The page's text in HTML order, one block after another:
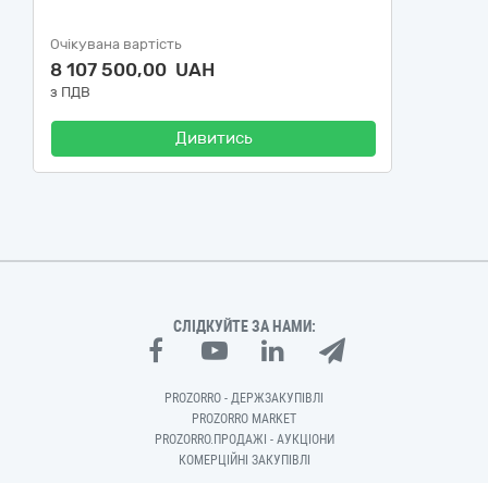
Очікувана вартість
8 107 500,00 UAH
з ПДВ
Дивитись
СЛІДКУЙТЕ ЗА НАМИ:
PROZORRO - ДЕРЖЗАКУПІВЛІ
PROZORRO MARKET
PROZORRO.ПРОДАЖІ - АУКЦІОНИ
КОМЕРЦІЙНІ ЗАКУПІВЛІ